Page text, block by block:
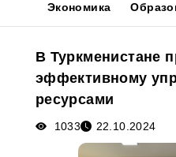
Новости
Медиа
Афиша
Экономика
В Туркменистане
эффективному
ресурсами
1033 22.10.2024